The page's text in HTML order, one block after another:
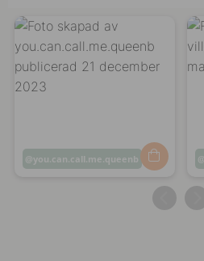
Inlägg
you.can.call.me.queenb